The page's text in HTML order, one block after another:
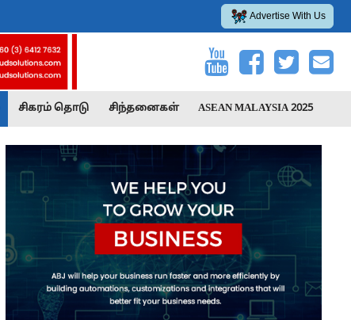
Advertise With Us
சிகரம் தொடு சிந்தனைகள் ASEAN MALAYSIA 2025